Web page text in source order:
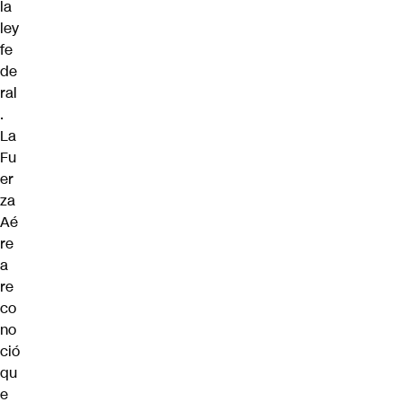
la
ley
fe
de
ral
.
La
Fu
er
za
Aé
re
a
re
co
no
ció
qu
e